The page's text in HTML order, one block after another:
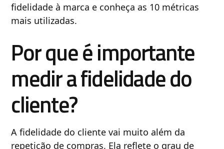
fidelidade à marca e conheça as 10 métricas
mais utilizadas.
Por que é importante
medir a fidelidade do
cliente?
A fidelidade do cliente vai muito além da
repetição de compras. Ela reflete o grau de